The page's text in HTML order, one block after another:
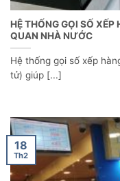
HỆ THỐNG GỌI SỐ
QUAN NHÀ NƯỚC
Hệ thống gọi số xếp
tử) giúp [...]
18
Th2